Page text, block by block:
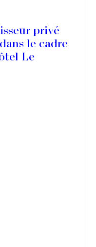
privé
le cadre
Le